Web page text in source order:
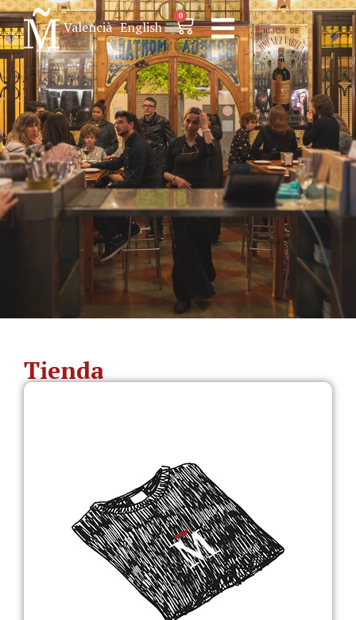
Valencià English
0
Tienda